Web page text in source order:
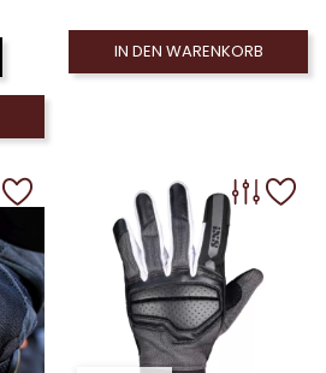
IN DEN WARENKORB